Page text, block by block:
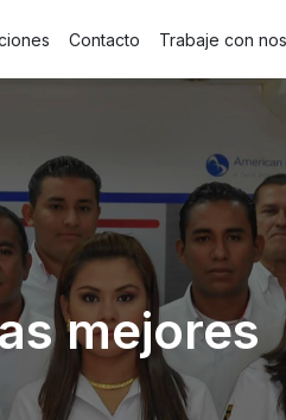
Contacto Trabaje con
mejores